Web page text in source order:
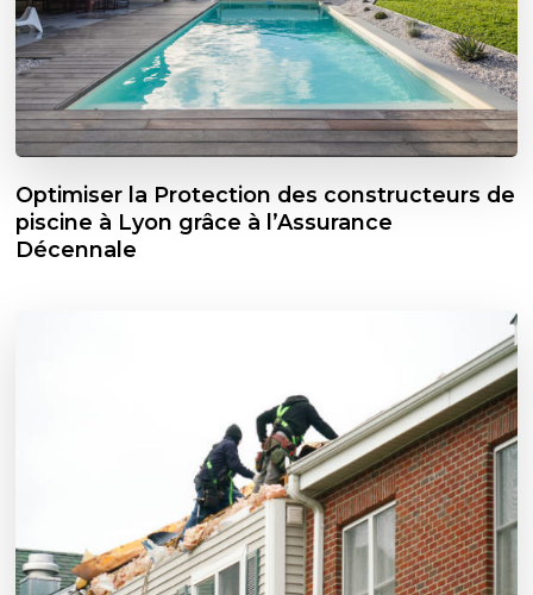
Optimiser la Protection des constructeurs de
piscine à Lyon grâce à l’Assurance
Décennale